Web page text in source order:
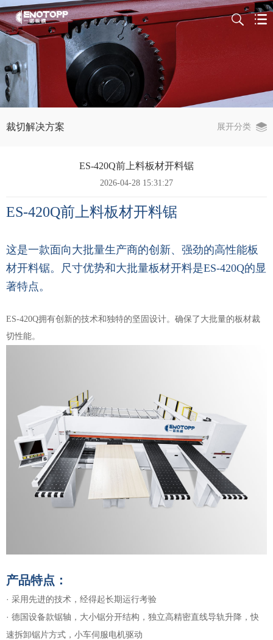
裁切解决方案 展开分类
ES-420Q前上料板材开料锯
2026-04-28 15:31:27
ES-420Q前上料板材开料锯
这是一款面向大批量生产商的创新、强劲的高性能板
材开料锯。尺寸优势和大批量板材开料是ES-420Q的显
著特点。
ES-420Q拥有创新的技术和独特的坚固设计。确保了大批量的板材裁
切性能。
产品特点：
· 采用先进的技术，经得起长期运行考验
· 德国设备款锯轴，大小锯分开结构，独立高精密直线导轨升降，快
速拆卸锯片方式，小车伺服电机驱动